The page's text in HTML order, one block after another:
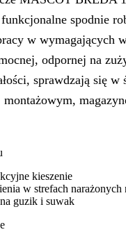
spodnie
w wymagających
odpornej na
sprawdzają się w
kieszenie
w strefach narażonych
guzik i suwak